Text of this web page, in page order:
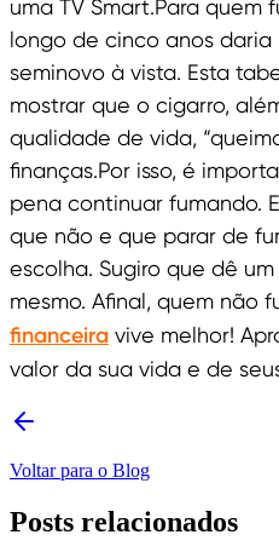
uma TV Smart.Para quem
longo de cinco anos
seminovo à vista. Esta
mostrar que o cigarro,
qualidade de vida,
finanças.Por isso, é
pena continuar fumando.
que não e que parar de
escolha. Sugiro que dê
mesmo. Afinal, quem não
financeira vive melhor!
valor da sua vida e de
Voltar para o Blog
Posts relacionados